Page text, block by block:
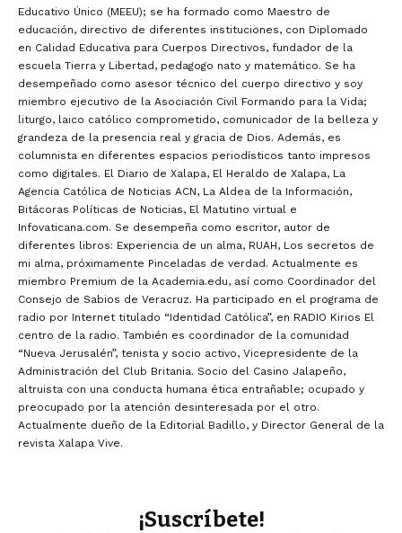
Educativo Único (MEEU); se ha formado como Maestro de
educación, directivo de diferentes instituciones, con Diplomado
en Calidad Educativa para Cuerpos Directivos, fundador de la
escuela Tierra y Libertad, pedagogo nato y matemático. Se ha
desempeñado como asesor técnico del cuerpo directivo y soy
miembro ejecutivo de la Asociación Civil Formando para la Vida;
liturgo, laico católico comprometido, comunicador de la belleza y
grandeza de la presencia real y gracia de Dios. Además, es
columnista en diferentes espacios periodísticos tanto impresos
como digitales. El Diario de Xalapa, El Heraldo de Xalapa, La
Agencia Católica de Noticias ACN, La Aldea de la Información,
Bitácoras Políticas de Noticias, El Matutino virtual e
Infovaticana.com. Se desempeña como escritor, autor de
diferentes libros: Experiencia de un alma, RUAH, Los secretos de
mi alma, próximamente Pinceladas de verdad. Actualmente es
miembro Premium de la Academia.edu, así como Coordinador del
Consejo de Sabios de Veracruz. Ha participado en el programa de
radio por Internet titulado “Identidad Católica”, en RADIO Kirios El
centro de la radio. También es coordinador de la comunidad
“Nueva Jerusalén”, tenista y socio activo, Vicepresidente de la
Administración del Club Britania. Socio del Casino Jalapeño,
altruista con una conducta humana ética entrañable; ocupado y
preocupado por la atención desinteresada por el otro.
Actualmente dueño de la Editorial Badillo, y Director General de la
revista Xalapa Vive.
¡Suscríbete!